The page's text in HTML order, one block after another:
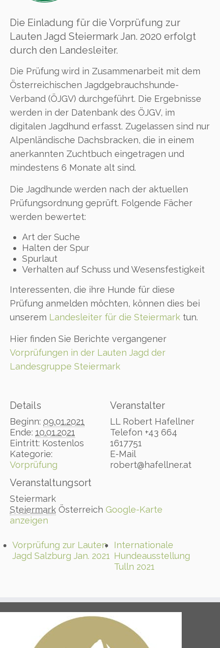
Die Einladung für die Vorprüfung zur
Lauten Jagd Steiermark Jan. 2020 erfolgt
durch den Landesleiter.
Die Prüfung wird in Zusammenarbeit mit dem
Österreichischen Jagdgebrauchshunde-
Verband (ÖJGV) durchgeführt. Die Ergebnisse
werden in der Datenbank des ÖJGV, im
digitalen Jagdhund erfasst. Zugelassen sind nur
Alpenländische Dachsbracken, die in einem
anerkannten Zuchtbuch eingetragen und
mindestens 6 Monate alt sind.
Die Jagdhunde werden nach der aktuellen
Prüfungsordnung geprüft. Folgende Fächer
werden bewertet:
Art der Suche
Halten der Spur
Spurlaut
Verhalten auf Schuss und Wesensfestigkeit
Interessenten, die ihre Hunde für diese
Prüfung anmelden möchten, können dies bei
unserem Landesleiter für die Steiermark tun.
Hier finden Sie Berichte vergangener
Vorprüfungen in der Lauten Jagd der
Landesgruppe Steiermark
Details
Beginn: 09.01.2021
Ende: 10.01.2021
Eintritt: Kostenlos
Kategorie:
Vorprüfung
Veranstaltungsort
Steiermark
Steiermark Österreich Google-Karte
anzeigen
Veranstalter
LL Robert Hafellner
Telefon +43 664
1617751
E-Mail
robert@hafellner.at
Vorprüfung zur Lauten
Jagd Salzburg Jan. 2021
Internationale
Hundeausstellung
Tulln 2021